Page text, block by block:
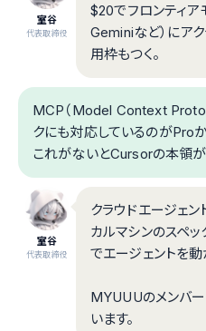
室谷
代表取締役
$20でフロンティア
Geminiなど）にア
用枠もつく。
MCP（Model Context
クにも対応しているのがPro
これがないとCursorの本領が
室谷
代表取締役
クラウドエージェ
カルマシンのスペッ
でエージェントを動
MYUUUのメンバ
います。